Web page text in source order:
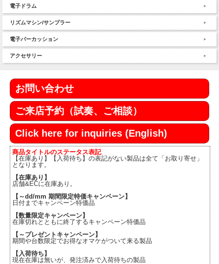
電子ドラム
リズムマシン/サンプラー
電子パーカッション
アクセサリー
お問い合わせ
ご来店予約（試奏、ご相談）
Click here for inquiries (English)
商品タイトルのステータス表記
【在庫あり】【入荷待ち】の表記がない製品は全て「お取り寄せ」
となります。
【在庫あり】
店舗&ECに在庫あり。
【～dd/mm 期間限定特価キャンペーン】
日付までキャンペーン特価品
【数量限定キャンペーン】
在庫切れとともに終了するキャンペーン特価品
【～プレゼントキャンペーン】
期間や台数限定でお得なオマケがついて来る製品
【入荷待ち】
現在在庫は無いが、発注済みで入荷待ちの製品